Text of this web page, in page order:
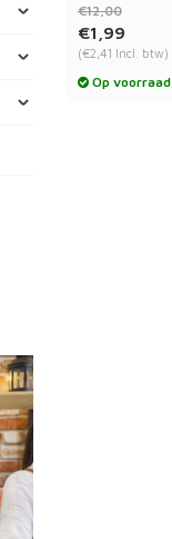
€12,00
€1,99
(€2,41 Incl. btw)
Op voorraad